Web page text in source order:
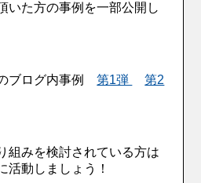
いた方の事例を一部公開し
ブログ内事例第1弾
第2
組みを検討されている方は
活動しましょう！